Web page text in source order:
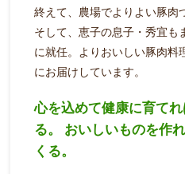
終えて、農場でよりよい豚肉
そして、恵子の息子・秀宜
に就任。 よりおいしい豚肉料
にお届けしています。
心を込めて健康に育て
る。
おいしいものを作
くる。